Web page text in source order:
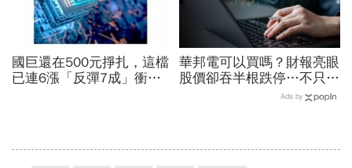
國巨還在500元掙扎，這檔
已連6漲「反彈7成」衝千
華邦電可以買嗎？財報亮眼
股價卻吞半根跌停…不只外
資終結連3買改賣超1.8萬
Ads by